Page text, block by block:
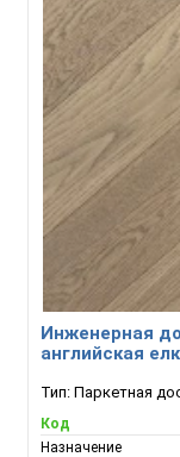
Инженерная
английская
Тип: Паркетная
Код
Назначение